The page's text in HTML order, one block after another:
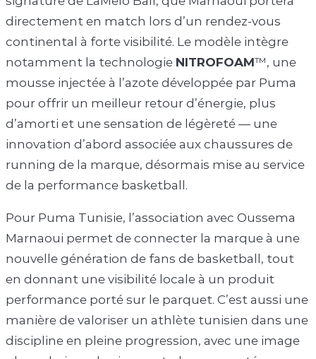
directement en match lors d’un rendez-vous
continental à forte visibilité. Le modèle intègre
notamment la technologie NITROFOAM™, une
mousse injectée à l’azote développée par Puma
pour offrir un meilleur retour d’énergie, plus
d’amorti et une sensation de légèreté — une
innovation d’abord associée aux chaussures de
running de la marque, désormais mise au service
de la performance basketball.
Pour Puma Tunisie, l’association avec Oussema
Marnaoui permet de connecter la marque à une
nouvelle génération de fans de basketball, tout
en donnant une visibilité locale à un produit
performance porté sur le parquet. C’est aussi une
manière de valoriser un athlète tunisien dans une
discipline en pleine progression, avec une image